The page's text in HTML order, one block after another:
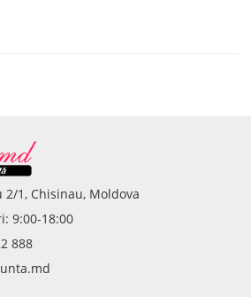
2/1, Chisinau, Moldova
9:00-18:00
888